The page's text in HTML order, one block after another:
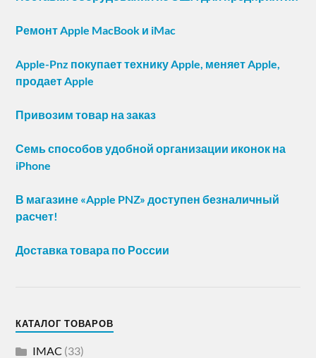
Ремонт Apple MacBook и iMac
Apple-Pnz покупает технику Apple, меняет Apple,
продает Apple
Привозим товар на заказ
Семь способов удобной организации иконок на
iPhone
В магазине «Apple PNZ» доступен безналичный
расчет!
Доставка товара по России
КАТАЛОГ ТОВАРОВ
IMAC (33)